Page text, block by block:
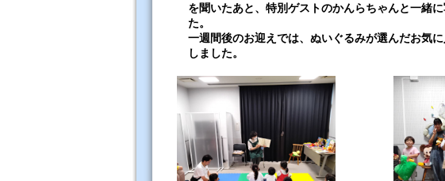
を聞いたあと、特別ゲストのかんらちゃんと一緒
た。
一週間後のお迎えでは、ぬいぐるみが選んだお気
しました。